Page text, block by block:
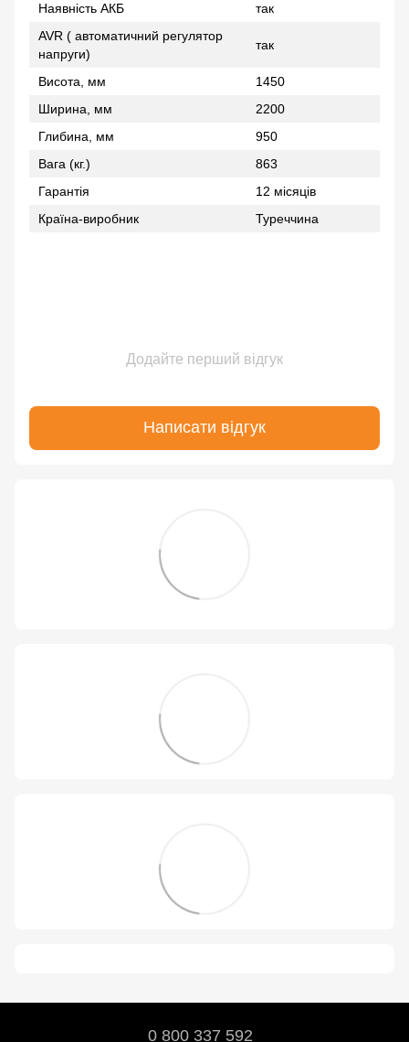
Наявність АКБ
так
AVR ( автоматичний регулятор
напруги)
так
Висота, мм
1450
Ширина, мм
2200
Глибина, мм
950
Вага (кг.)
863
Гарантія
12 місяців
Країна-виробник
Туреччина
Додайте перший відгук
Написати відгук
0 800 337 592